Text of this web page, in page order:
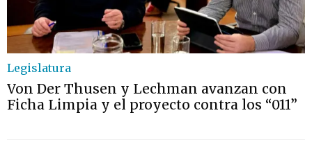
Legislatura
Von Der Thusen y Lechman avanzan con
Ficha Limpia y el proyecto contra los “011”